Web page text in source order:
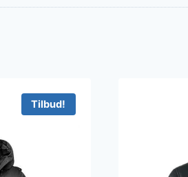
Tilbud!